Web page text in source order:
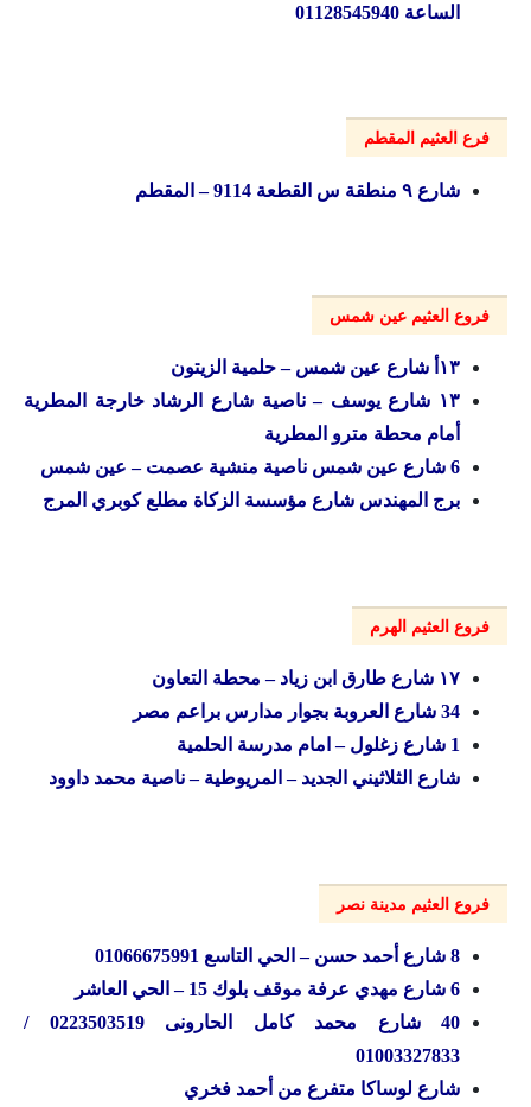
الساعة 01128545940
فرع العثيم المقطم
شارع ۹ منطقة س القطعة 9114 – المقطم
فروع العثيم عين شمس
۱۳أ شارع عين شمس – حلمية الزيتون
۱۳ شارع يوسف – ناصية شارع الرشاد خارجة المطرية
أمام محطة مترو المطرية
6 شارع عين شمس ناصية منشية عصمت – عين شمس
برج المهندس شارع مؤسسة الزكاة مطلع كوبري المرج
فروع العثيم الهرم
۱۷ شارع طارق ابن زياد – محطة التعاون
34 شارع العروبة بجوار مدارس براعم مصر
1 شارع زغلول – امام مدرسة الحلمية
شارع الثلاثيني الجديد – المريوطية – ناصية محمد داوود
فروع العثيم مدينة نصر
8 شارع أحمد حسن – الحي التاسع 01066675991
6 شارع مهدي عرفة موقف بلوك 15 – الحي العاشر
40 شارع محمد كامل الحارونی 0223503519 /
01003327833
شارع لوساكا متفرع من أحمد فخري